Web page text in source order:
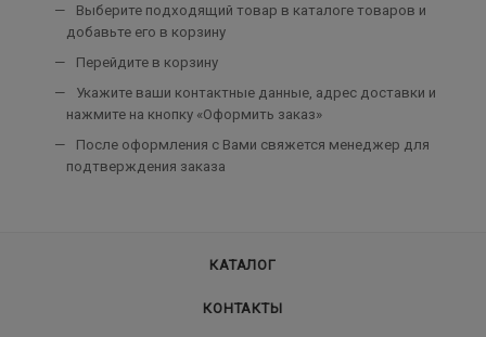
Выберите подходящий товар в каталоге товаров и
добавьте его в корзину
Перейдите в корзину
Укажите ваши контактные данные, адрес доставки и
нажмите на кнопку «Оформить заказ»
После оформления с Вами свяжется менеджер для
подтверждения заказа
КАТАЛОГ
КОНТАКТЫ